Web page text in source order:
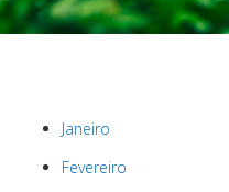
Janeiro
Fevereiro